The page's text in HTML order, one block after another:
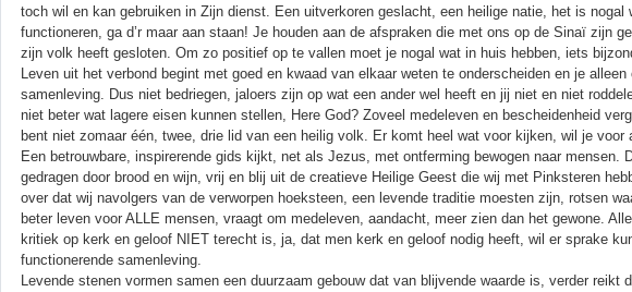
toch wil en kan gebruiken in Zijn dienst. Een uitverkoren geslacht, een heilige natie, het is
functioneren, ga d’r maar aan staan! Je houden aan de afspraken die met ons op de Sinaï zijn
zijn volk heeft gesloten. Om zo positief op te vallen moet je nogal wat in huis hebben, iets
Leven uit het verbond begint met goed en kwaad van elkaar weten te onderscheiden en je
samenleving. Dus niet bedriegen, jaloers zijn op wat een ander wel heeft en jij niet en niet
niet beter wat lagere eisen kunnen stellen, Here God? Zoveel medeleven en bescheidenheid
bent niet zomaar één, twee, drie lid van een heilig volk. Er komt heel wat voor kijken, wil je
Een betrouwbare, inspirerende gids kijkt, net als Jezus, met ontferming bewogen naar mensen.
gedragen door brood en wijn, vrij en blij uit de creatieve Heilige Geest die wij met Pinksteren
over dat wij navolgers van de verworpen hoeksteen, een levende traditie moesten zijn, rotsen
beter leven voor ALLE mensen, vraagt om medeleven, aandacht, meer zien dan het gewone.
kritiek op kerk en geloof NIET terecht is, ja, dat men kerk en geloof nodig heeft, wil er sprake
functionerende samenleving.
Levende stenen vormen samen een duurzaam gebouw dat van blijvende waarde is, verder reikt